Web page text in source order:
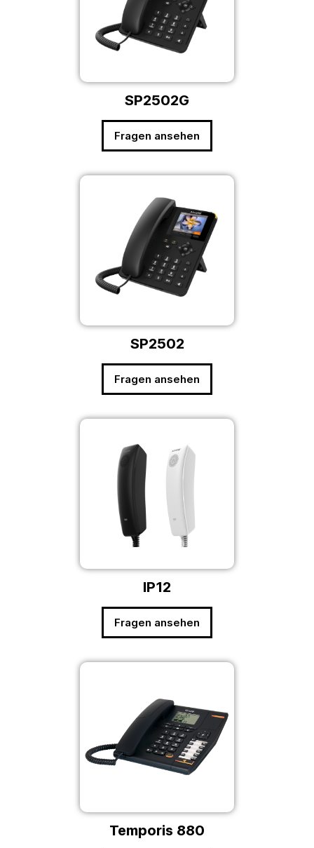
SP2502G
Fragen ansehen
SP2502
Fragen ansehen
IP12
Fragen ansehen
Temporis 880